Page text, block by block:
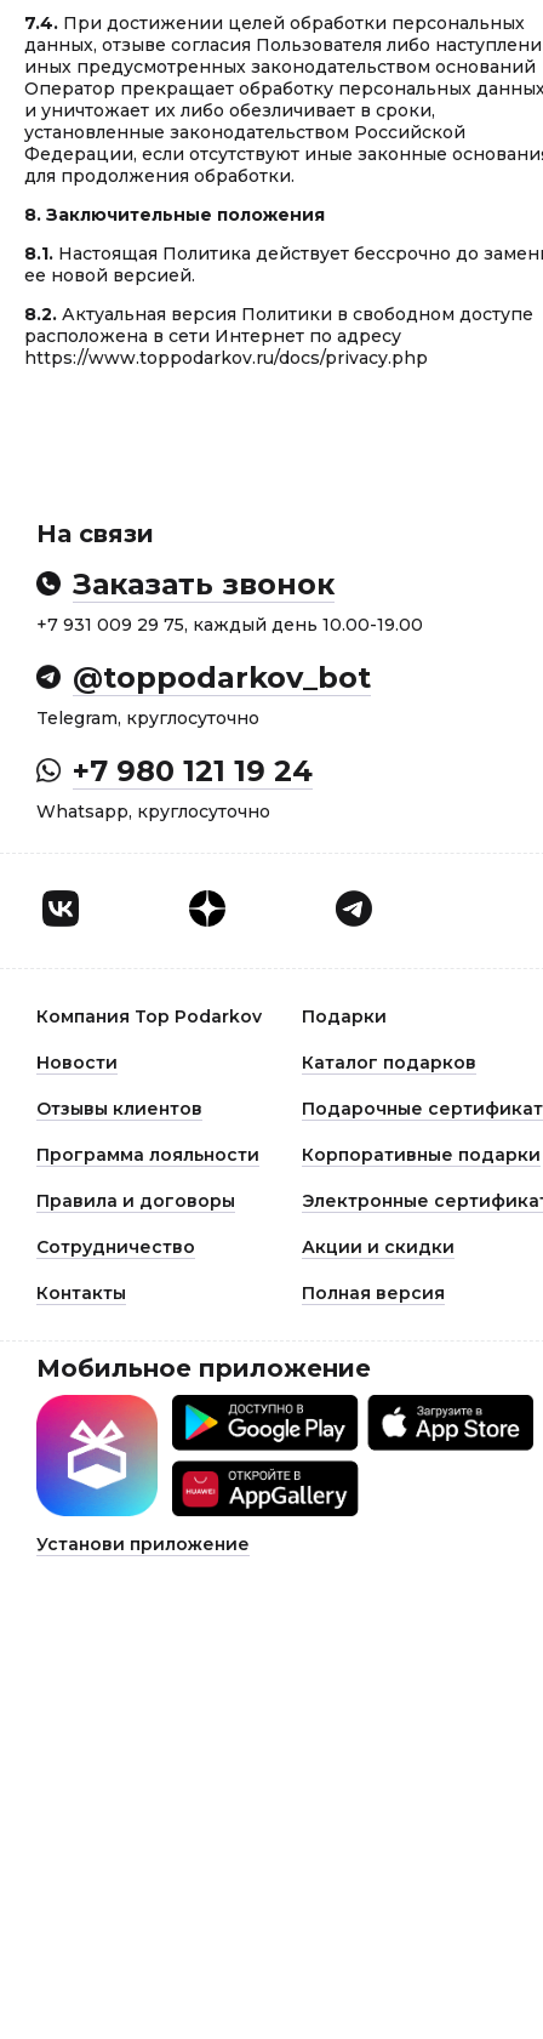
7.4. При достижении целей обработки персональных
данных, отзыве согласия Пользователя либо
иных предусмотренных законодательством оснований
Оператор прекращает обработку персональных
и уничтожает их либо обезличивает в сроки,
установленные законодательством Российской
Федерации, если отсутствуют иные законные
для продолжения обработки.
8. Заключительные положения
8.1. Настоящая Политика действует бессрочно до
ее новой версией.
8.2. Актуальная версия Политики в свободном доступе
расположена в сети Интернет по адресу
https://www.toppodarkov.ru/docs/privacy.php
На связи
Заказать звонок
+7 931 009 29 75, каждый день 10.00-19.00
@toppodarkov_bot
Telegram, круглосуточно
+7 980 121 19 24
Whatsapp, круглосуточно
Компания Top Podarkov Подарки
Новости Каталог подарков
Отзывы клиентов Подарочные
Программа лояльности Корпоративные подарки
Правила и договоры Электронные
Сотрудничество Акции и скидки
Контакты Полная версия
Мобильное приложение
Установи приложение